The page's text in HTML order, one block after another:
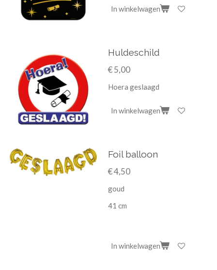
In winkelwagen
Huldeschild
€ 5,00
Hoera geslaagd
In winkelwagen
Foil balloon
€ 4,50
goud
41 cm
In winkelwagen